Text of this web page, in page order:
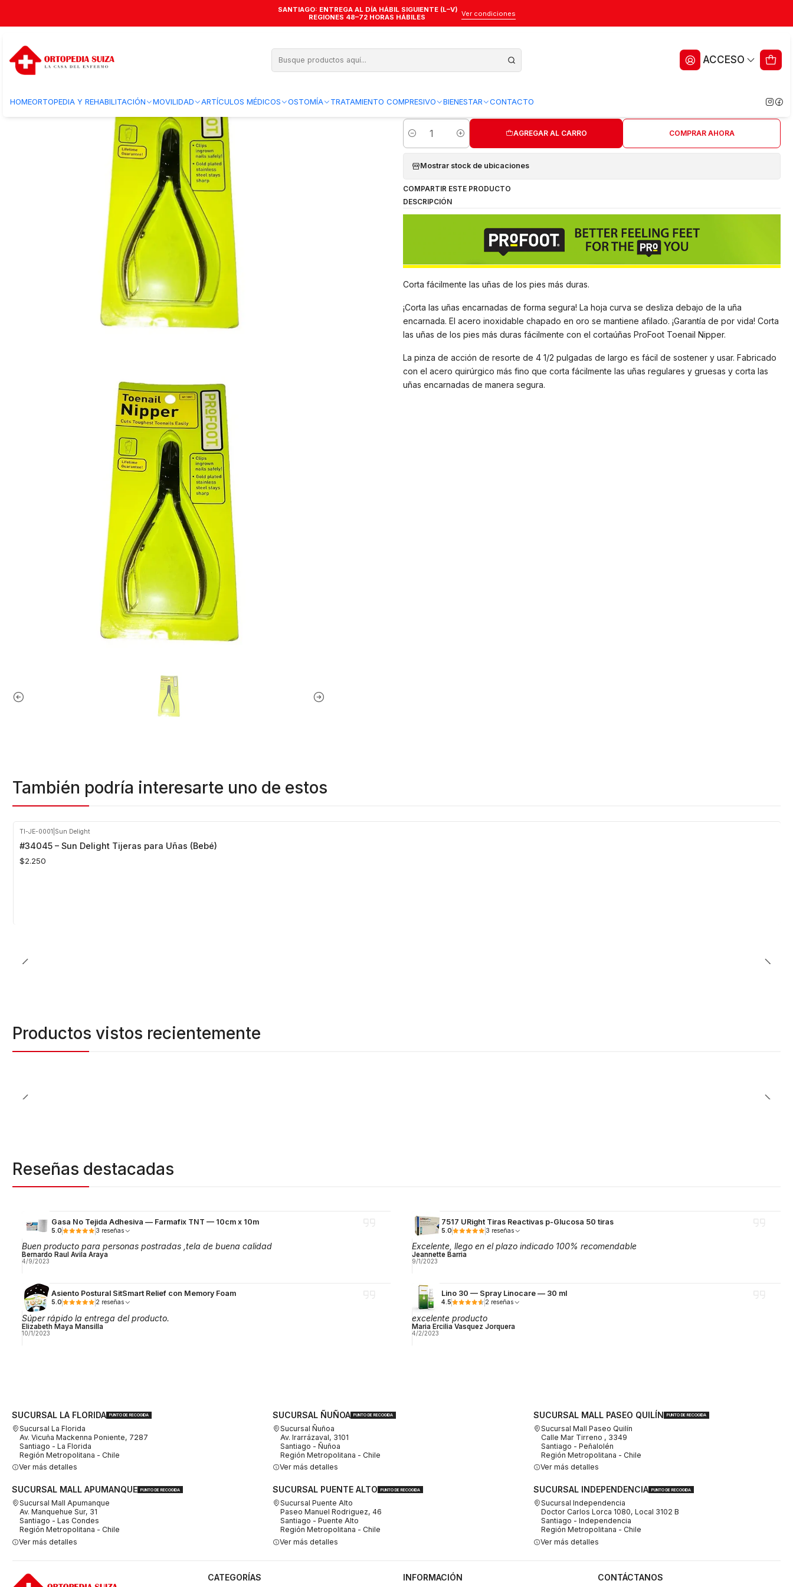
ACCESO
HOMEORTOPEDIA Y REHABILITACIÓN MOVILIDAD ARTÍCULOS MÉDICOS OSTOMÍA TRATAMIENTO COMPRESIVO BIENESTAR CONTACTO
SANTIAGO: ENTREGA AL DÍA HÁBIL SIGUIENTE (L–V)
REGIONES 48–72 HORAS HÁBILES
Ver condiciones
#1001 – Alicate para Uñas Profoot Toenail Nipper
#1001 – Alicate para Uñas Profoot Toenail
Agregar a la lista de favoritos
Cantidad
AGREGAR AL CARRO COMPRAR AHORA
Mostrar stock de ubicaciones
COMPARTIR ESTE PRODUCTO
DESCRIPCIÓN
Corta fácilmente las uñas de los pies más duras.
¡Corta las uñas encarnadas de forma segura! La hoja curva se desliza debajo de la uña
encarnada. El acero inoxidable chapado en oro se mantiene afilado. ¡Garantía de por vida! Corta
las uñas de los pies más duras fácilmente con el cortaúñas ProFoot Toenail Nipper.
La pinza de acción de resorte de 4 1/2 pulgadas de largo es fácil de sostener y usar. Fabricado
con el acero quirúrgico más fino que corta fácilmente las uñas regulares y gruesas y corta las
uñas encarnadas de manera segura.
También podría interesarte uno de estos
TI-JE-0001 Sun Delight
#34045 – Sun Delight Tijeras para Uñas (Bebé)
$2.250
Productos vistos recientemente
Reseñas destacadas
Gasa No Tejida Adhesiva — Farmafix TNT — 10cm x 10m
5.0 3 reseñas
Buen producto para personas postradas ,tela de buena calidad
Bernardo Raul Avila Araya
4/9/2023
7517 URight Tiras Reactivas p-Glucosa 50 tiras
5.0 3 reseñas
Excelente, llego en el plazo indicado 100% recomendable
Jeannette Barria
9/1/2023
Asiento Postural SitSmart Relief con Memory Foam
5.0 2 reseñas
Súper rápido la entrega del producto.
Elizabeth Maya Mansilla
10/1/2023
Lino 30 — Spray Linocare — 30 ml
4.5 2 reseñas
excelente producto
Maria Ercilia Vasquez Jorquera
4/2/2023
SUCURSAL LA FLORIDA PUNTO DE RECOGIDA
Sucursal La Florida
Av. Vicuña Mackenna Poniente, 7287
Santiago - La Florida
Región Metropolitana - Chile
Ver más detalles
SUCURSAL ÑUÑOA PUNTO DE RECOGIDA
Sucursal Ñuñoa
Av. Irarrázaval, 3101
Santiago - Ñuñoa
Región Metropolitana - Chile
Ver más detalles
SUCURSAL MALL PASEO QUILÍN PUNTO DE RECOGIDA
Sucursal Mall Paseo Quilín
Calle Mar Tirreno , 3349
Santiago - Peñalolén
Región Metropolitana - Chile
Ver más detalles
SUCURSAL MALL APUMANQUE PUNTO DE RECOGIDA
Sucursal Mall Apumanque
Av. Manquehue Sur, 31
Santiago - Las Condes
Región Metropolitana - Chile
Ver más detalles
SUCURSAL PUENTE ALTO PUNTO DE RECOGIDA
Sucursal Puente Alto
Paseo Manuel Rodriguez, 46
Santiago - Puente Alto
Región Metropolitana - Chile
Ver más detalles
SUCURSAL INDEPENDENCIA PUNTO DE RECOGIDA
Sucursal Independencia
Doctor Carlos Lorca 1080, Local 3102 B
Santiago - Independencia
Región Metropolitana - Chile
Ver más detalles
CATEGORÍAS INFORMACIÓN CONTÁCTANOS